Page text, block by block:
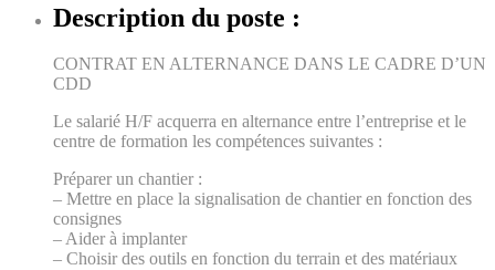
Description du poste :
CONTRAT EN ALTERNANCE DANS LE CADRE D’UN
CDD
Le salarié H/F acquerra en alternance entre l’entreprise et le
centre de formation les compétences suivantes :
Préparer un chantier :
– Mettre en place la signalisation de chantier en fonction des
consignes
– Aider à implanter
– Choisir des outils en fonction du terrain et des matériaux